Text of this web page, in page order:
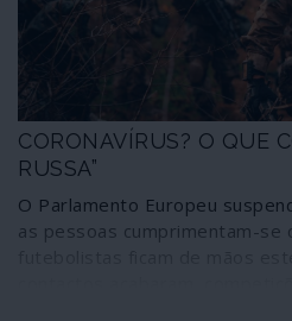
CORONAVÍRUS? O QUE
RUSSA”
O Parlamento Europeu
as pessoas cumprimentam-se